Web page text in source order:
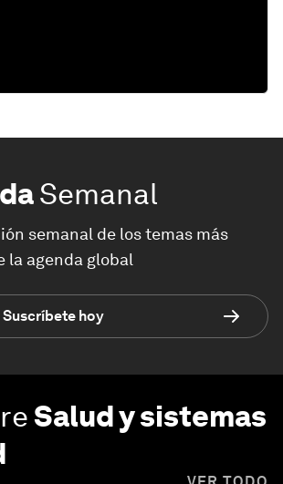
Semanal
semanal de los temas más
la agenda global
Suscríbete hoy
Salud y sistemas